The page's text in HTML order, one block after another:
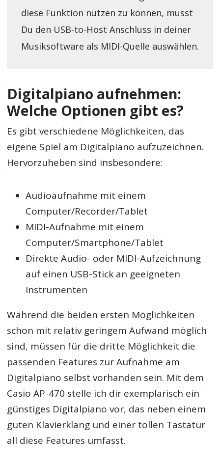
diese Funktion nutzen zu können, musst
Du den USB-to-Host Anschluss in deiner
Musiksoftware als MIDI-Quelle auswählen.
Digitalpiano aufnehmen:
Welche Optionen gibt es?
Es gibt verschiedene Möglichkeiten, das
eigene Spiel am Digitalpiano aufzuzeichnen.
Hervorzuheben sind insbesondere:
Audioaufnahme mit einem
Computer/Recorder/Tablet
MIDI-Aufnahme mit einem
Computer/Smartphone/Tablet
Direkte Audio- oder MIDI-Aufzeichnung
auf einen USB-Stick an geeigneten
Instrumenten
Während die beiden ersten Möglichkeiten
schon mit relativ geringem Aufwand möglich
sind, müssen für die dritte Möglichkeit die
passenden Features zur Aufnahme am
Digitalpiano selbst vorhanden sein. Mit dem
Casio AP-470 stelle ich dir exemplarisch ein
günstiges Digitalpiano vor, das neben einem
guten Klavierklang und einer tollen Tastatur
all diese Features umfasst.